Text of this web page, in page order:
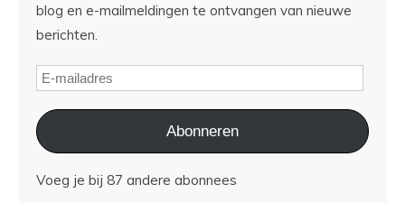
blog en e-mailmeldingen te ontvangen van nieuwe
berichten.
Abonneren
Voeg je bij 87 andere abonnees